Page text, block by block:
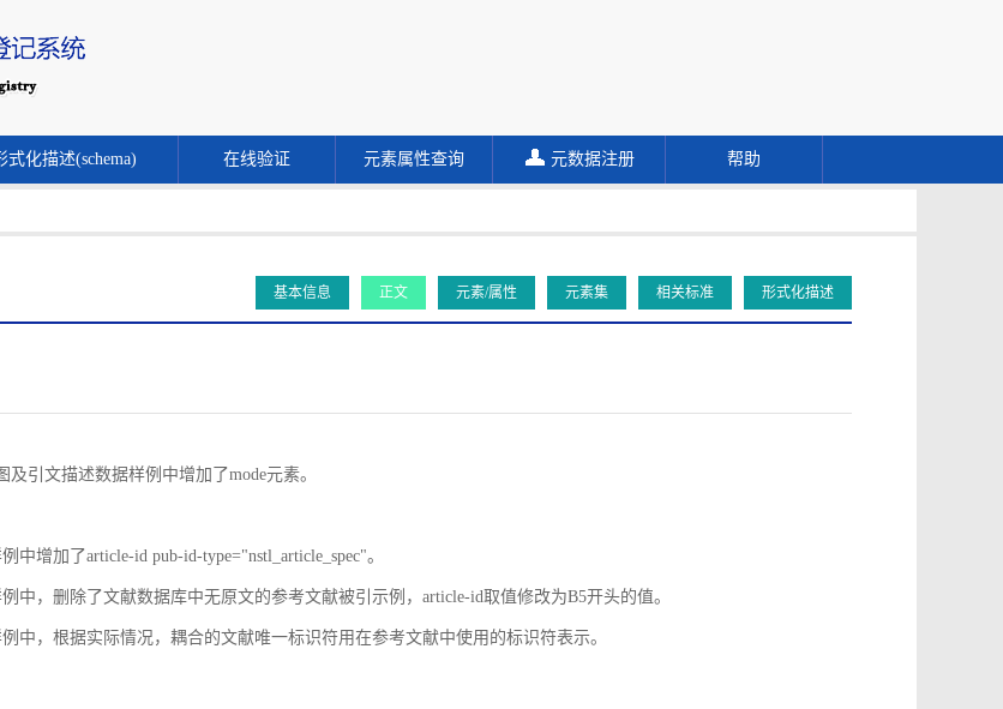
式化描述(schema) 在线验证 元素属性查询 元数据注册 帮助
基本信息 正文 元素/属性 元素集 相关标准 形式化描述
及引文描述数据样例中增加了mode元素。
中增加了article-id pub-id-type="nstl_article_spec"。
例中，删除了文献数据库中无原文的参考文献被引示例，article-id取值修改为B5开头的值。
例中，根据实际情况，耦合的文献唯一标识符用在参考文献中使用的标识符表示。